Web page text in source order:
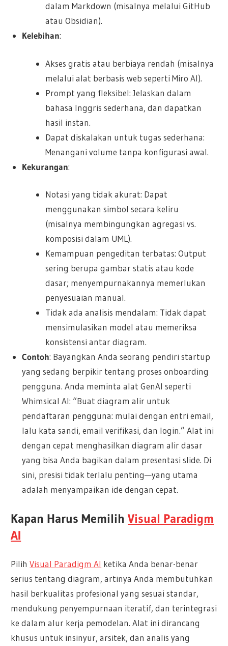
dalam Markdown (misalnya melalui GitHub
atau Obsidian).
Kelebihan:
Akses gratis atau berbiaya rendah (misalnya
melalui alat berbasis web seperti Miro AI).
Prompt yang fleksibel: Jelaskan dalam
bahasa Inggris sederhana, dan dapatkan
hasil instan.
Dapat diskalakan untuk tugas sederhana:
Menangani volume tanpa konfigurasi awal.
Kekurangan:
Notasi yang tidak akurat: Dapat
menggunakan simbol secara keliru
(misalnya membingungkan agregasi vs.
komposisi dalam UML).
Kemampuan pengeditan terbatas: Output
sering berupa gambar statis atau kode
dasar; menyempurnakannya memerlukan
penyesuaian manual.
Tidak ada analisis mendalam: Tidak dapat
mensimulasikan model atau memeriksa
konsistensi antar diagram.
Contoh: Bayangkan Anda seorang pendiri startup
yang sedang berpikir tentang proses onboarding
pengguna. Anda meminta alat GenAI seperti
Whimsical AI: “Buat diagram alir untuk
pendaftaran pengguna: mulai dengan entri email,
lalu kata sandi, email verifikasi, dan login.” Alat ini
dengan cepat menghasilkan diagram alir dasar
yang bisa Anda bagikan dalam presentasi slide. Di
sini, presisi tidak terlalu penting—yang utama
adalah menyampaikan ide dengan cepat.
Kapan Harus MemilihVisual Paradigm
AI
PilihVisual Paradigm AI ketika Anda benar-benar
serius tentang diagram, artinya Anda membutuhkan
hasil berkualitas profesional yang sesuai standar,
mendukung penyempurnaan iteratif, dan terintegrasi
ke dalam alur kerja pemodelan. Alat ini dirancang
khusus untuk insinyur, arsitek, dan analis yang